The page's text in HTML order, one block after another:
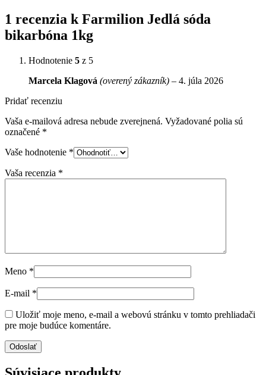
1 recenzia kFarmilion Jedlá sóda
bikarbóna 1kg
Hodnotenie 5 z 5
Marcela Klagová (overený zákazník) – 4. júla 2026
Pridať recenziu
Vaša e-mailová adresa nebude zverejnená. Vyžadované polia sú
označené *
Vaše hodnotenie *
Vaša recenzia *
Meno *
E-mail *
Uložiť moje meno, e-mail a webovú stránku v tomto prehliadači
pre moje budúce komentáre.